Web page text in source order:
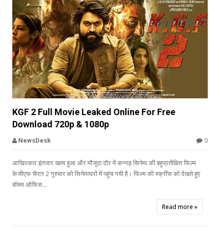
KGF 2 Full Movie Leaked Online For Free
Download 720p & 1080p
NewsDesk 0
आखिरकार इंतजार खत्म हुआ और मौजूदा दौर में कन्नड़ सिनेमा की बहुप्रतीक्षित फिल्म
केजीएफ चैप्टर 2 गुरुवार को सिनेमाघरों में पहुंच गयी है। फिल्म की स्क्रींस को देखते हुए
बॉक्स ऑफिस...
Read more »
Offbeat